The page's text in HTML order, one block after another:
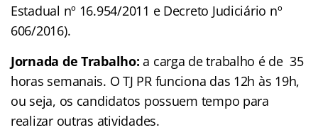
Estadual nº 16.954/2011 e Decreto Judiciário nº
606/2016).
Jornada de Trabalho: a carga de trabalho é de 35
horas semanais. O TJ PR funciona das 12h às 19h,
ou seja, os candidatos possuem tempo para
realizar outras atividades.